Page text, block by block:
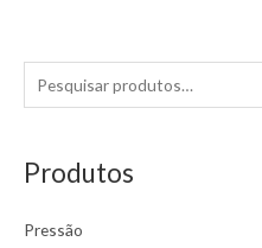
e
q
i
Produtos
Pressão